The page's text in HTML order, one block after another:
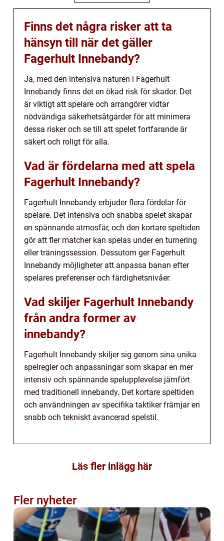
Finns det några risker att ta
hänsyn till när det gäller
Fagerhult Innebandy?
Ja, med den intensiva naturen i Fagerhult
Innebandy finns det en ökad risk för skador. Det
är viktigt att spelare och arrangörer vidtar
nödvändiga säkerhetsåtgärder för att minimera
dessa risker och se till att spelet fortfarande är
säkert och roligt för alla.
Vad är fördelarna med att spela
Fagerhult Innebandy?
Fagerhult Innebandy erbjuder flera fördelar för
spelare. Det intensiva och snabba spelet skapar
en spännande atmosfär, och den kortare speltiden
gör att fler matcher kan spelas under en turnering
eller träningssession. Dessutom ger Fagerhult
Innebandy möjligheter att anpassa banan efter
spelares preferenser och färdighetsnivåer.
Vad skiljer Fagerhult Innebandy
från andra former av
innebandy?
Fagerhult Innebandy skiljer sig genom sina unika
spelregler och anpassningar som skapar en mer
intensiv och spännande spelupplevelse jämfört
med traditionell innebandy. Det kortare speltiden
och användningen av specifika taktiker främjar en
snabb och tekniskt avancerad spelstil.
Läs fler inlägg här
Fler nyheter